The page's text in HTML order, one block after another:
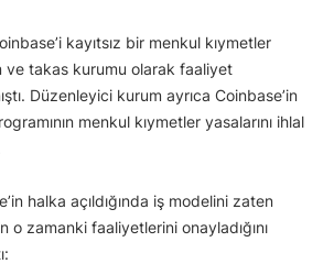
kayıtsız bir menkul kıymetler
ve takas kurumu olarak faaliyet
Düzenleyici kurum ayrıca Coinbase’in
menkul kıymetler yasalarını ihlal
halka açıldığında iş modelini zaten
o zamanki faaliyetlerini onayladığını